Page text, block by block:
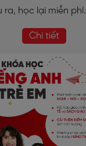
ra, học lại miễn phí.
Chi tiết